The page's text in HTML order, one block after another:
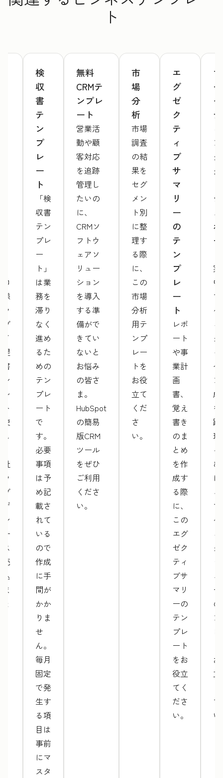
ト
様
ブ
提
書
使
社
ブ
ザ
ー
売
検
収
書
テ
ン
プ
レ
ー
ト
「検
収書
テン
プレ
ー
ト」
は業
務を
滞り
なく
進め
るた
めの
テン
プレ
ート
で
す。
必要
事項
は予
め記
載さ
れて
いる
ので
作成
に手
間が
かか
りま
せ
ん。
毎月
固定
で発
生す
る項
目は
事前
にマ
スタ
無料
CRMテ
ンプレ
ート
営業活
動や顧
客対応
を追跡
管理し
たいの
に、
CRMソ
フトウ
ェアソ
リュー
ション
を導入
する準
備がで
きてい
ないと
お悩み
の皆さ
ま。
HubSpot
の簡易
版CRM
ツール
をぜひ
ご利用
くださ
い。
市
場
分
析
市場
調査
の結
果を
セグ
メン
ト別
に整
理す
る際
に、
この
市場
分析
用テ
ンプ
レー
トを
お役
立て
くだ
さ
い。
エ
グ
ゼ
ク
テ
ィ
ブ
サ
マ
リ
ー
の
テ
ン
プ
レ
ー
ト
レポ
ート
や事
業計
画
書、
覚え
書き
のま
とめ
を作
成す
る際
に、
この
エグ
ゼク
ティ
ブサ
マリ
ーの
テン
プレ
ート
をお
役立
てく
ださ
い。
マ
ー
ケ
テ
ィ
ン
グ
ダ
シ
ュ
ボ
ー
理
め
さ